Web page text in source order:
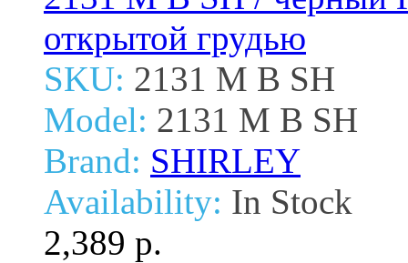
открытой грудью
SKU: 2131 M B SH
Model: 2131 M B SH
Brand: SHIRLEY
Availability: In Stock
2,389 р.